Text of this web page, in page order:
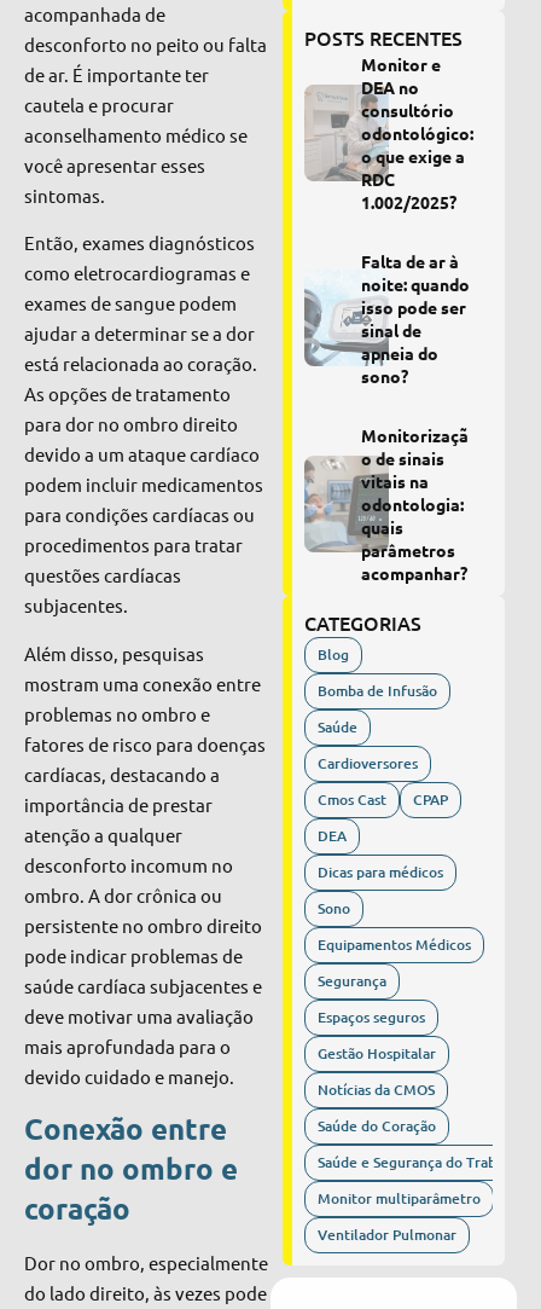
acompanhada de
desconforto no peito ou falta
de ar. É importante ter
cautela e procurar
aconselhamento médico se
você apresentar esses
sintomas.
Então, exames diagnósticos
como eletrocardiogramas e
exames de sangue podem
ajudar a determinar se a dor
está relacionada ao coração.
As opções de tratamento
para dor no ombro direito
devido a um ataque cardíaco
podem incluir medicamentos
para condições cardíacas ou
procedimentos para tratar
questões cardíacas
subjacentes.
Além disso, pesquisas
mostram uma conexão entre
problemas no ombro e
fatores de risco para doenças
cardíacas, destacando a
importância de prestar
atenção a qualquer
desconforto incomum no
ombro. A dor crônica ou
persistente no ombro direito
pode indicar problemas de
saúde cardíaca subjacentes e
deve motivar uma avaliação
mais aprofundada para o
devido cuidado e manejo.
Conexão entre
dor no ombro e
coração
Dor no ombro, especialmente
do lado direito, às vezes pode
POSTS RECENTES
Monitor e
DEA no
consultório
odontológico:
o que exige a
RDC
1.002/2025?
Falta de ar à
noite: quando
isso pode ser
sinal de
apneia do
sono?
Monitorizaçã
o de sinais
vitais na
odontologia:
quais
parâmetros
acompanhar?
CATEGORIAS
Blog
Bomba de Infusão
Saúde
Cardioversores
Cmos Cast
CPAP
DEA
Dicas para médicos
Sono
Equipamentos Médicos
Segurança
Espaços seguros
Gestão Hospitalar
Notícias da CMOS
Saúde do Coração
Saúde e Segurança do Trabalho
Monitor multiparâmetro
Ventilador Pulmonar